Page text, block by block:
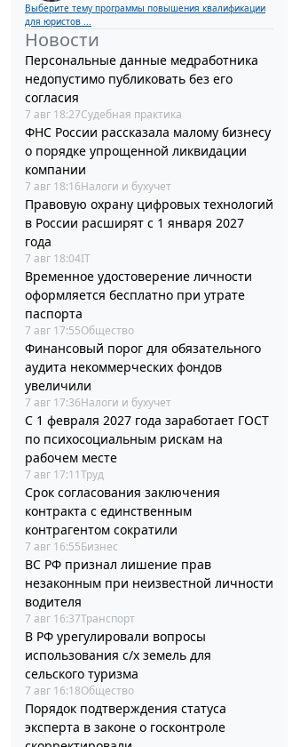
Выберите тему программы повышения квалификации
для юристов ...
Новости
Персональные данные медработника
недопустимо публиковать без его
согласия
7 авг 18:27Судебная практика
ФНС России рассказала малому бизнесу
о порядке упрощенной ликвидации
компании
7 авг 18:16Налоги и бухучет
Правовую охрану цифровых технологий
в России расширят с 1 января 2027
года
7 авг 18:04IT
Временное удостоверение личности
оформляется бесплатно при утрате
паспорта
7 авг 17:55Общество
Финансовый порог для обязательного
аудита некоммерческих фондов
увеличили
7 авг 17:36Налоги и бухучет
С 1 февраля 2027 года заработает ГОСТ
по психосоциальным рискам на
рабочем месте
7 авг 17:11Труд
Срок согласования заключения
контракта с единственным
контрагентом сократили
7 авг 16:55Бизнес
ВС РФ признал лишение прав
незаконным при неизвестной личности
водителя
7 авг 16:37Транспорт
В РФ урегулировали вопросы
использования с/х земель для
сельского туризма
7 авг 16:18Общество
Порядок подтверждения статуса
эксперта в законе о госконтроле